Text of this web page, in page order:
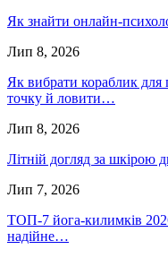
Як знайти онлайн-
Лип 8, 2026
Як вибрати кораблик
точку й ловити…
Лип 8, 2026
Літній догляд за шкірою
Лип 7, 2026
ТОП-7 йога-килимків
надійне…